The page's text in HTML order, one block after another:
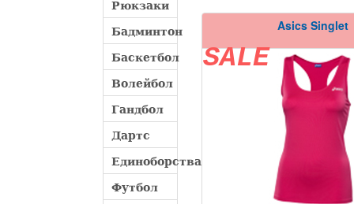
Рюкзаки
Бадминтон
Баскетбол
Волейбол
Гандбол
Дартс
Единоборства
Футбол
Asics Singlet
SALE